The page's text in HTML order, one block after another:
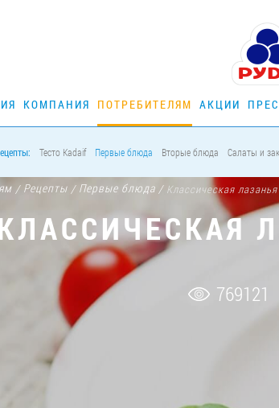
КОМПАНИЯ ПОТРЕБИТЕЛЯМ АКЦИИ
Тесто Kadaif Первые блюда Вторые блюда Салаты и
/ Рецепты / Первые блюда /Классическая
769121